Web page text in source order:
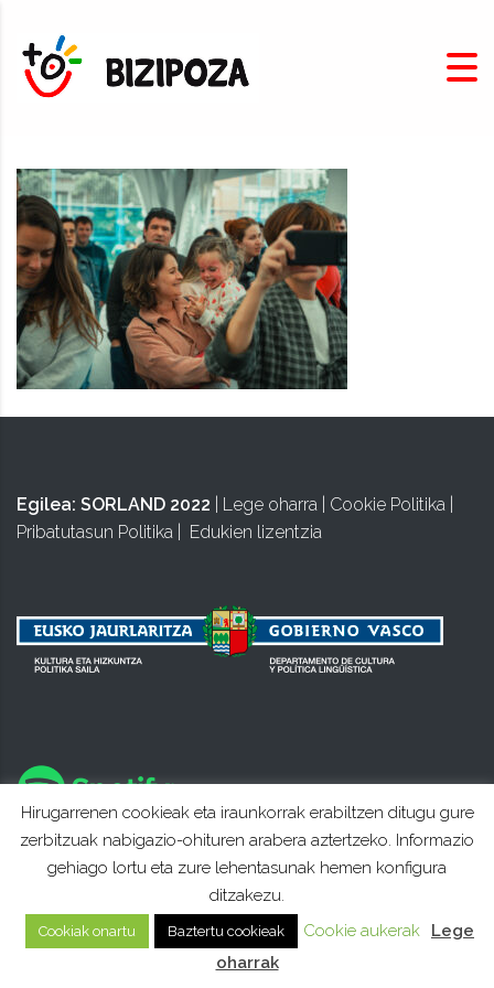
Egilea: SORLAND 2022 Lege oharra Cookie Politika
Pribatutasun Politika
Edukien lizentzia
Hirugarrenen cookieak eta iraunkorrak erabiltzen ditugu gure
zerbitzuak nabigazio-ohituren arabera aztertzeko. Informazio
gehiago lortu eta zure lehentasunak hemen konfigura
ditzakezu.
Cookiak onartu Baztertu cookieak Cookie aukerak
Lege
oharrak